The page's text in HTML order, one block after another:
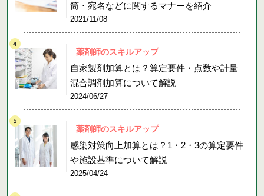
筒・宛名などに関するマナーを紹介
2021/11/08
薬剤師のスキルアップ
自家製剤加算とは？算定要件・点数や計量
混合調剤加算について解説
2024/06/27
薬剤師のスキルアップ
感染対策向上加算とは？1・2・3の算定要件
や施設基準について解説
2025/04/24